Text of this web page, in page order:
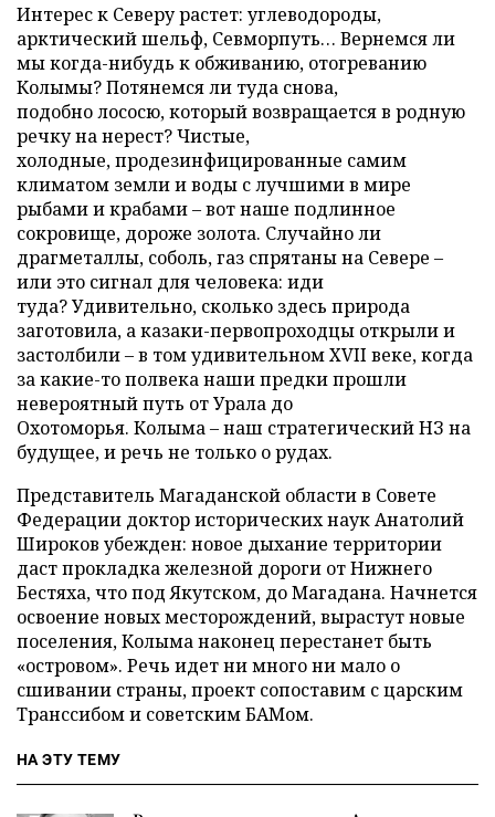
Интерес к Северу растет: углеводороды,
арктический шельф, Севморпуть… Вернемся ли
мы когда-нибудь к обживанию, отогреванию
Колымы? Потянемся ли туда снова,
подобно лососю, который возвращается в родную
речку на нерест? Чистые,
холодные, продезинфицированные самим
климатом земли и воды с лучшими в мире
рыбами и крабами – вот наше подлинное
сокровище, дороже золота. Случайно ли
драгметаллы, соболь, газ спрятаны на Севере –
или это сигнал для человека: иди
туда? Удивительно, сколько здесь природа
заготовила, а казаки-первопроходцы открыли и
застолбили – в том удивительном XVII веке, когда
за какие-то полвека наши предки прошли
невероятный путь от Урала до
Охотоморья. Колыма – наш стратегический НЗ на
будущее, и речь не только о рудах.
Представитель Магаданской области в Совете
Федерации доктор исторических наук Анатолий
Широков убежден: новое дыхание территории
даст прокладка железной дороги от Нижнего
Бестяха, что под Якутском, до Магадана. Начнется
освоение новых месторождений, вырастут новые
поселения, Колыма наконец перестанет быть
«островом». Речь идет ни много ни мало о
сшивании страны, проект сопоставим с царским
Транссибом и советским БАМом.
НА ЭТУ ТЕМУ